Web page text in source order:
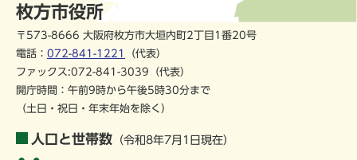
枚方市役所
〒573-8666 大阪府枚方市大垣内町2丁目1番20号
電話： 072-841-1221
（代表）
ファックス:072-841-3039（代表）
開庁時間：午前9時から午後5時30分まで
（土日・祝日・年末年始を除く）
人口と世帯数 （令和8年7月1日現在）